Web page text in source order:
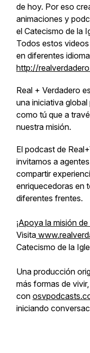
de hoy. Por eso
animaciones y
el Catecismo de la
Todos estos
en diferentes
http://
Real + Verdadero
una iniciativa
como tú que a
nuestra misión.
El podcast de
invitamos a
compartir
enriquecedoras en
diferentes frentes.
¡Apoya la misión
Visita
Catecismo de la
Una producción
más formas de
con
iniciando